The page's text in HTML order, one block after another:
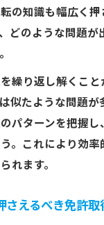
の知識も幅広く押
どのような問題が
繰り返し解くこと
似たような問題が
パターンを把握し
。これにより効率
れます。
さえるべき免許取